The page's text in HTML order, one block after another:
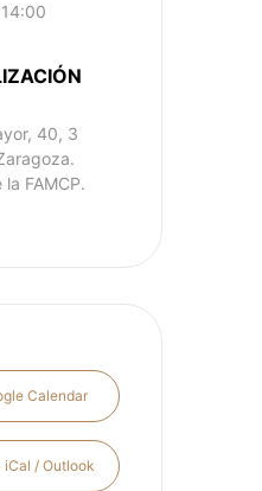
40, 3
FAMCP.
Calendar
iCal / Outlook